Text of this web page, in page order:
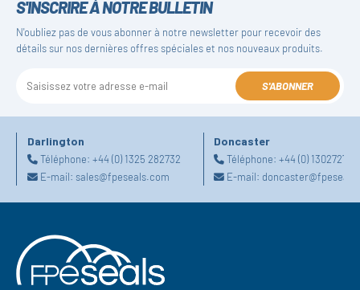
S'INSCRIRE À NOTRE BULLETIN
N'oubliez pas de vous abonner à notre newsletter pour recevoir des
détails sur nos dernières offres spéciales et nos nouveaux produits.
S'ABONNER
Darlington
Téléphone: +44 (0) 1325 282732
E-mail: sales@fpeseals.com
Doncaster
Téléphone:+44 (0)
E-mail: